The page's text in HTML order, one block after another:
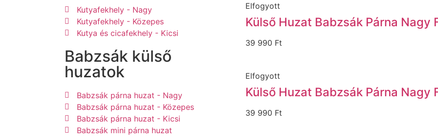
Kutyafekhely - Nagy
Kutyafekhely - Közepes
Kutya és cicafekhely - Kicsi
Babzsák külső
huzatok
Babzsák párna huzat - Nagy
Babzsák párna huzat - Közepes
Babzsák párna huzat - Kicsi
Babzsák mini párna huzat
Elfogyott
Külső Huzat Babzsák Párna Nagy
39 990 Ft
Elfogyott
Külső Huzat Babzsák Párna Nagy
39 990 Ft